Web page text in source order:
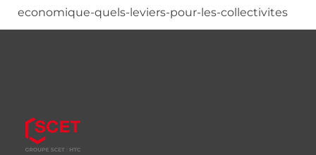
economique-quels-leviers-pour-les-collectivites